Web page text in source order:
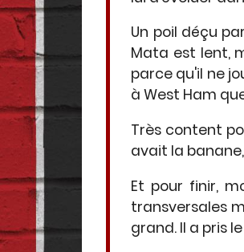
Un poil déçu
Mata est lent,
parce qu'il ne
à West Ham
Très content
avait la
Et pour finir,
transversales
grand. Il a pris